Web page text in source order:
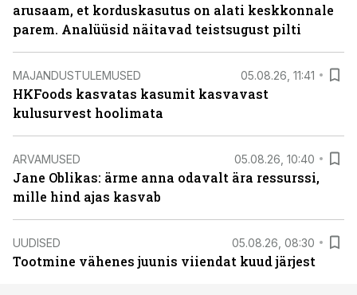
arusaam, et korduskasutus on alati keskkonnale
parem. Analüüsid näitavad teistsugust pilti
MAJANDUSTULEMUSED 05.08.26, 11:41
HKFoods kasvatas kasumit kasvavast
kulusurvest hoolimata
ARVAMUSED 05.08.26, 10:40
Jane Oblikas: ärme anna odavalt ära ressurssi,
mille hind ajas kasvab
UUDISED 05.08.26, 08:30
Tootmine vähenes juunis viiendat kuud järjest